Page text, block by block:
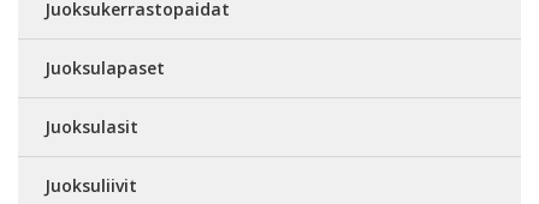
Juoksukerrastopaidat
Juoksulapaset
Juoksulasit
Juoksuliivit